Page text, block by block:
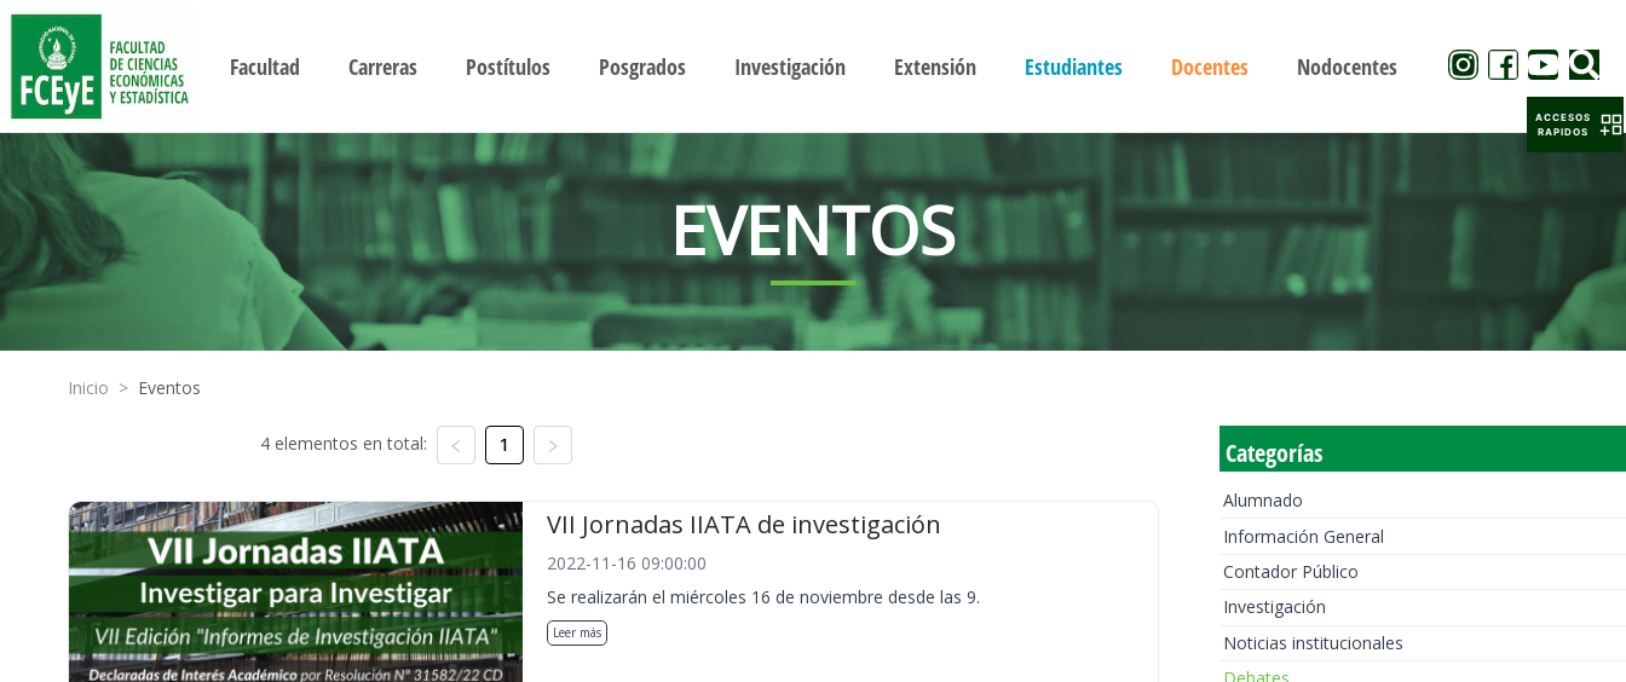
Facultad Carreras Postítulos Posgrados Investigación Extensión Estudiantes Docentes Nodocentes
EVENTOS
Inicio > Eventos
4 elementos en total: 1
VII Jornadas IIATA de investigación
2022-11-16 09:00:00
Se realizarán el miércoles 16 de noviembre desde las 9.
Leer más
Categorías
Alumnado
Información General
Contador Público
Investigación
Noticias institucionales
ACCESOS
RAPIDOS